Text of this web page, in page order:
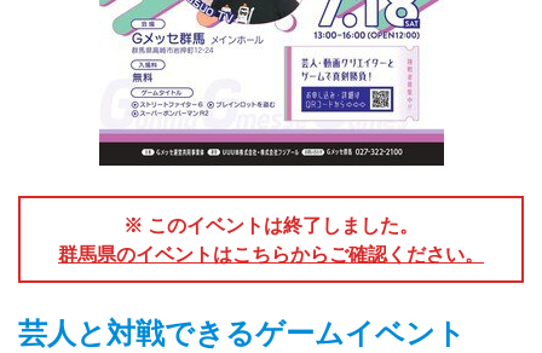
※ このイベントは終了しました。
群馬県のイベントはこちらからご確認ください。
芸人と対戦できるゲームイベント